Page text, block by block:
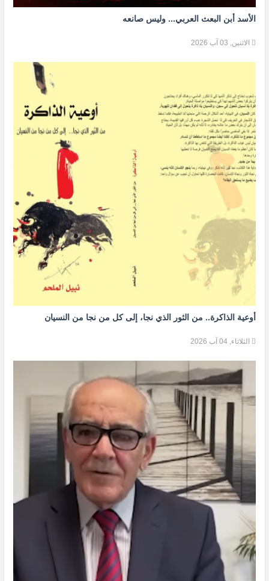
الأسد أبن البعث العربي... وليس صانعه
الاثنين, 03 آب 2026
أوعية الذاكرة.. من الثور الذي نجا، إلى كل من نجا من النسيان
الثلاثاء, 04 آب 2026